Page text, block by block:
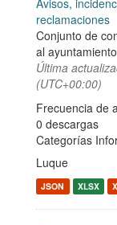
Avisos,
reclamaciones
Conjunto de
al
Última
(UTC+00:00)
Frecuencia de
0 descargas
Categorías
Luque
JSON XLSX